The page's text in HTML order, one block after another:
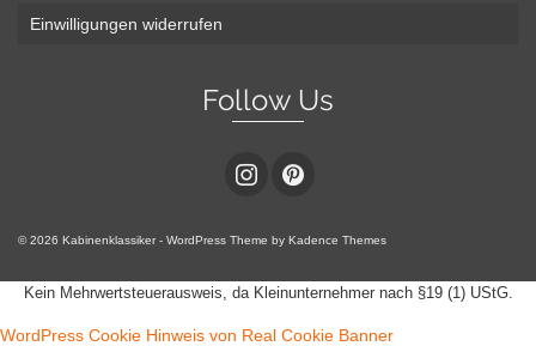
Einwilligungen widerrufen
Follow Us
© 2026 Kabinenklassiker - WordPress Theme by Kadence Themes
Kein Mehrwertsteuerausweis, da Kleinunternehmer nach §19 (1) UStG.
WordPress Cookie Hinweis von Real Cookie Banner